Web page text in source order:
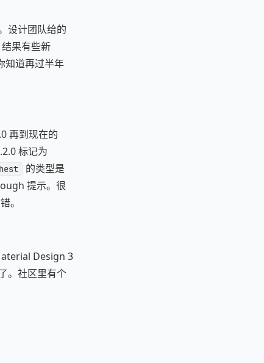
设计团队给的
果有些新
知道再过半年
再到现在的
标记为
的类型是
提示。很
。
Design 3
。社区里有个